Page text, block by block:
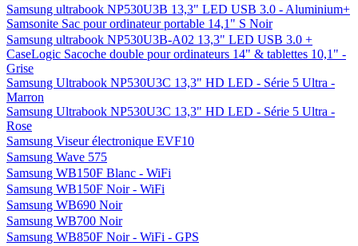
Samsung ultrabook NP530U3B 13,3" LED USB 3.0 - Aluminium+
Samsonite Sac pour ordinateur portable 14,1" S Noir
Samsung ultrabook NP530U3B-A02 13,3" LED USB 3.0 +
CaseLogic Sacoche double pour ordinateurs 14" & tablettes 10,1" -
Grise
Samsung Ultrabook NP530U3C 13,3" HD LED - Série 5 Ultra -
Marron
Samsung Ultrabook NP530U3C 13,3" HD LED - Série 5 Ultra -
Rose
Samsung Viseur électronique EVF10
Samsung Wave 575
Samsung WB150F Blanc - WiFi
Samsung WB150F Noir - WiFi
Samsung WB690 Noir
Samsung WB700 Noir
Samsung WB850F Noir - WiFi - GPS